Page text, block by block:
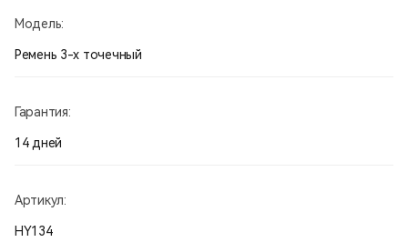
Модель:
Ремень 3-х точечный
Гарантия:
14 дней
Артикул:
HY134